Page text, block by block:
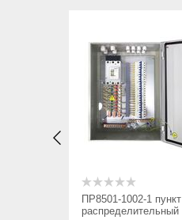
01
x
yyy Номер
ПР8501-1002-1 пункт
распределительный